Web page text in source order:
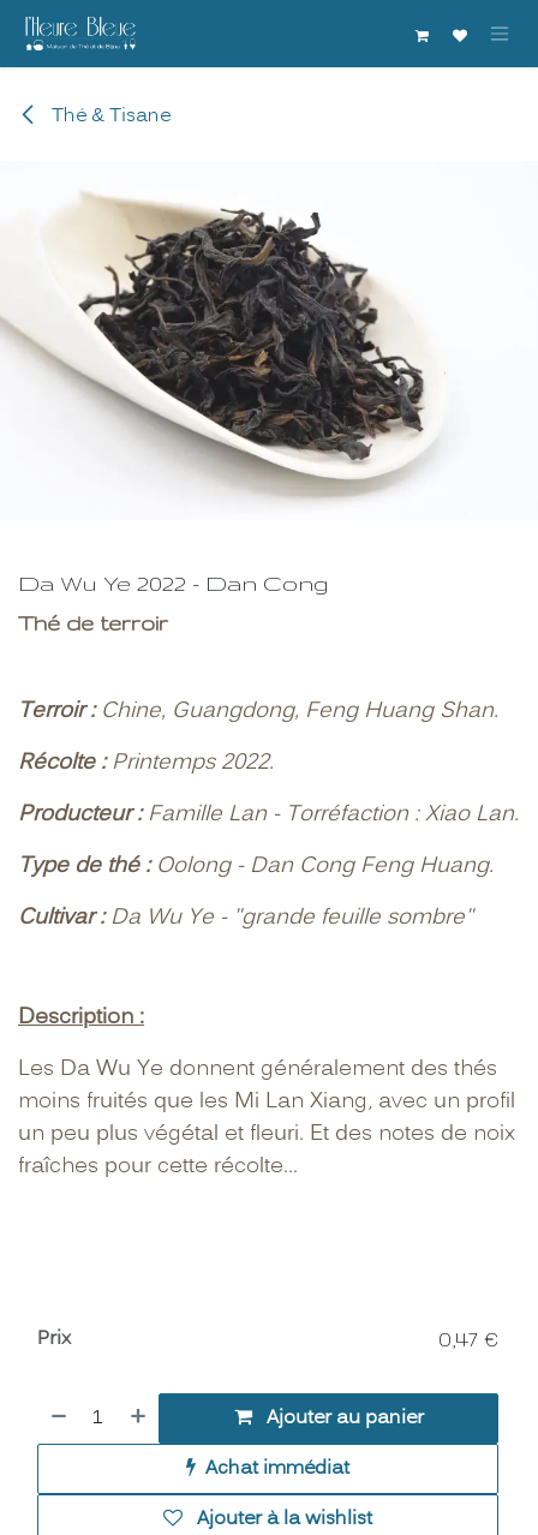
Se rendre au contenu
Thé & Tisane
Da Wu Ye 2022 - Dan Cong
Thé de terroir
Terroir :Chine, Guangdong, Feng Huang Shan.
Récolte :Printemps 2022.
Producteur :Famille Lan - Torréfaction : Xiao Lan.
Type de thé :Oolong - Dan Cong Feng Huang.
Cultivar :Da Wu Ye - "grande feuille sombre"
Description :
Les Da Wu Ye donnent généralement des thés
moins fruités que les Mi Lan Xiang, avec un profil
un peu plus végétal et fleuri. Et des notes de noix
fraîches pour cette récolte...
Ajouter au panier
Achat immédiat
Ajouter à la wishlist
Prix 0,47 €